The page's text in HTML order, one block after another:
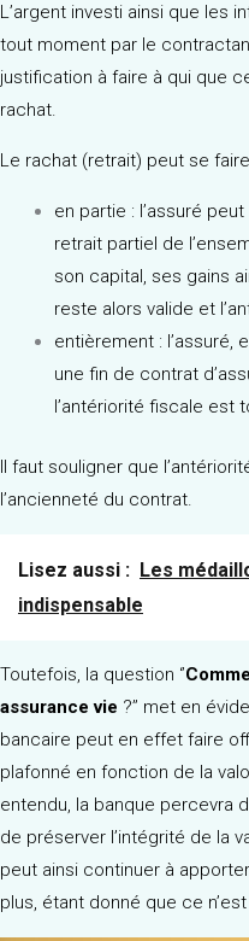
L’argent investi ainsi que les
tout moment par le
justification à faire à qui que
rachat.
Le rachat (retrait) peut se
en partie : l’assuré
retrait partiel de
son capital, ses gains
reste alors valide et
entièrement : l’assuré,
une fin de contrat
l’antériorité fiscale est
Il faut souligner que
l’ancienneté du contrat.
Lisez aussi : Les
indispensable
Toutefois, la question ‘’
assurance vie ?’’ met en
bancaire peut en effet faire
plafonné en fonction de la
entendu, la banque percevra
de préserver l’intégrité de la
peut ainsi continuer à
plus, étant donné que ce